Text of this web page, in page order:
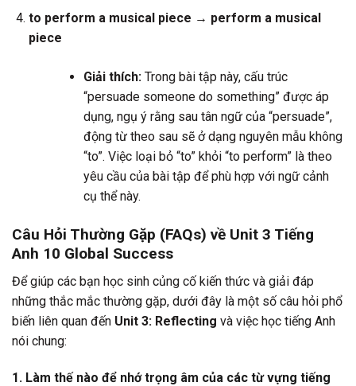
to perform a musical piece → perform a musical
piece
Giải thích:Trong bài tập này, cấu trúc
“persuade someone do something” được áp
dụng, ngụ ý rằng sau tân ngữ của “persuade”,
động từ theo sau sẽ ở dạng nguyên mẫu không
“to”. Việc loại bỏ “to” khỏi “to perform” là theo
yêu cầu của bài tập để phù hợp với ngữ cảnh
cụ thể này.
Câu Hỏi Thường Gặp (FAQs) về Unit 3 Tiếng
Anh 10 Global Success
Để giúp các bạn học sinh củng cố kiến thức và giải đáp
những thắc mắc thường gặp, dưới đây là một số câu hỏi phổ
biến liên quan đến Unit 3: Reflecting và việc học tiếng Anh
nói chung:
1. Làm thế nào để nhớ trọng âm của các từ vựng tiếng